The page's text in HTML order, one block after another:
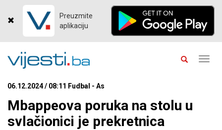
Preuzmite
aplikaciju
06.12.2024 / 08:11 Fudbal - As
Mbappeova poruka na stolu u
svlačionici je prekretnica